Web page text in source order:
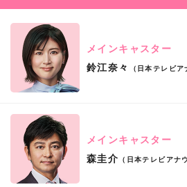
メインキャスター
鈴江奈々 （日本テレビア
メインキャスター
森圭介 （日本テレビアナ